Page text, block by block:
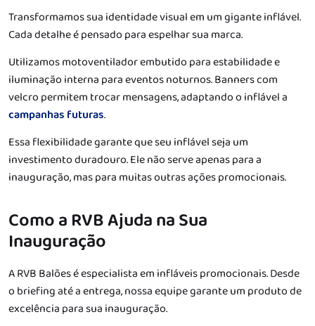
Transformamos sua identidade visual em um gigante inflável.
Cada detalhe é pensado para espelhar sua marca.
Utilizamos motoventilador embutido para estabilidade e
iluminação interna para eventos noturnos. Banners com
velcro permitem trocar mensagens, adaptando o inflável a
campanhas futuras.
Essa flexibilidade garante que seu inflável seja um
investimento duradouro. Ele não serve apenas para a
inauguração, mas para muitas outras ações promocionais.
Como a RVB Ajuda na Sua
Inauguração
A RVB Balões é especialista em infláveis promocionais. Desde
o briefing até a entrega, nossa equipe garante um produto de
excelência para sua inauguração.